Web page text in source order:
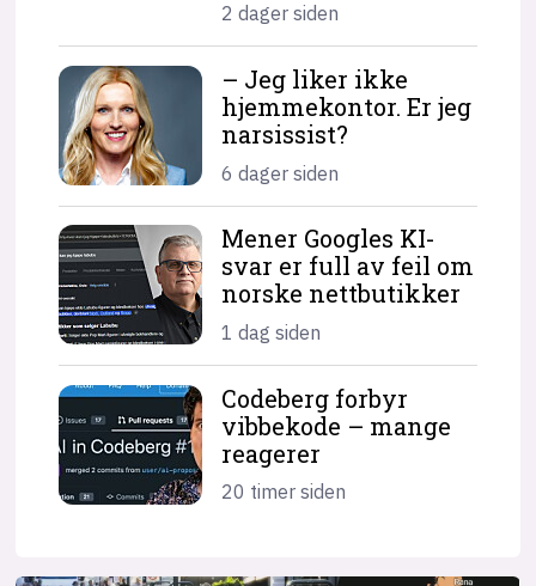
2 dager siden
– Jeg liker ikke
hjemme­kontor. Er jeg
narsissist?
6 dager siden
Mener Googles KI-
svar er full av feil om
norske nettbutikker
1 dag siden
Codeberg forbyr
vibbekode – mange
reagerer
20 timer siden